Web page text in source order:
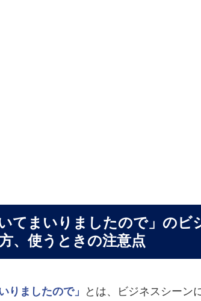
いてまいりましたので」の
、使うときの注意点
りましたので」
とは、ビジネスシーン